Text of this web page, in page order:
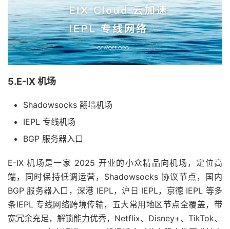
5.E-IX 机场
Shadowsocks 翻墙机场
IEPL 专线机场
BGP 服务器入口
E-IX 机场是一家 2025 开业的小众精品向机场，定位高
端，同时保持低调运营，Shadowsocks 协议节点，国内
BGP 服务器入口，深港 IEPL，沪日 IEPL，京德 IEPL 等多
条IEPL 专线网络跨境传输，五大常用地区节点全覆盖，带
宽冗余充足，解锁能力优秀，Netflix、Disney+、TikTok、